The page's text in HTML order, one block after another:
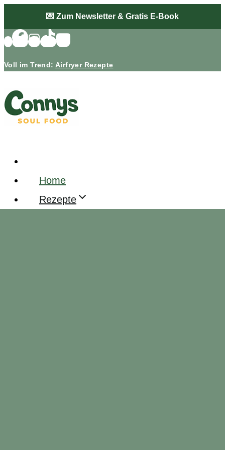
Inhalt
💌 Zum Newsletter & Gratis E-Book
Voll im Trend: Airfryer Rezepte
Home
Rezepte